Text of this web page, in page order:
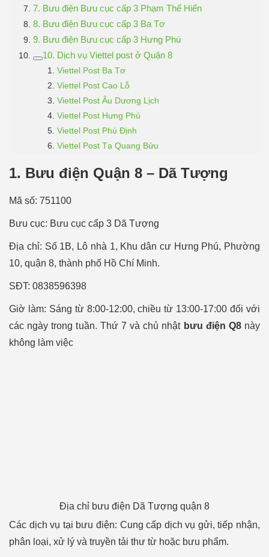
7. Bưu điện Bưu cục cấp 3 Phạm Thế Hiển
8. Bưu điện Bưu cục cấp 3 Ba Tơ
9. Bưu điện Bưu cục cấp 3 Hưng Phú
10. Dịch vụ Viettel post ở Quận 8
Viettel Post Ba Tơ
Viettel Post Cao Lỗ
Viettel Post Âu Dương Lịch
Viettel Post Hưng Phú
Viettel Post Phú Định
Viettel Post Tạ Quang Bửu
1. Bưu điện Quận 8 – Dã Tượng
Mã số: 751100
Bưu cục: Bưu cục cấp 3 Dã Tượng
Địa chỉ: Số 1B, Lô nhà 1, Khu dân cư Hưng Phú, Phường
10, quận 8, thành phố Hồ Chí Minh.
SÐT: 0838596398
Giờ làm: Sáng từ 8:00-12:00, chiều từ 13:00-17:00 đối với
các ngày trong tuần. Thứ 7 và chủ nhật bưu điện Q8này
không làm việc
Địa chỉ bưu điện Dã Tượng quận 8
Các dịch vụ tại bưu điện: Cung cấp dịch vụ gửi, tiếp nhận,
phân loại, xử lý và truyền tải thư từ hoặc bưu phẩm.